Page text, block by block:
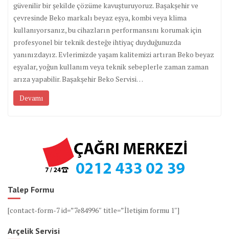
güvenilir bir şekilde çözüme kavuşturuyoruz. Başakşehir ve
çevresinde Beko markalı beyaz eşya, kombi veya klima
kullanıyorsanız, bu cihazların performansını korumak için
profesyonel bir teknik desteğe ihtiyaç duyduğunuzda
yanınızdayız. Evlerimizde yaşam kalitemizi artıran Beko beyaz
eşyalar, yoğun kullanım veya teknik sebeplerle zaman zaman
arıza yapabilir. Başakşehir Beko Servisi…
Devamı
Talep Formu
[contact-form-7 id=”7e84996″ title=”İletişim formu 1″]
Arçelik Servisi